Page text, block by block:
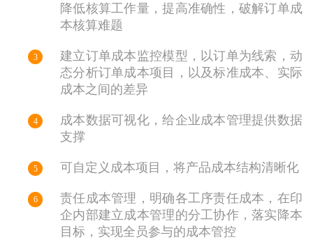
降低核算工作量，提高准确性，破解订单成
本核算难题
3
建立订单成本监控模型，以订单为线索，动
态分析订单成本项目，以及标准成本、实际
成本之间的差异
4
成本数据可视化，给企业成本管理提供数据
支撑
5 可自定义成本项目，将产品成本结构清晰化
6
责任成本管理，明确各工序责任成本，在印
企内部建立成本管理的分工协作，落实降本
目标，实现全员参与的成本管控